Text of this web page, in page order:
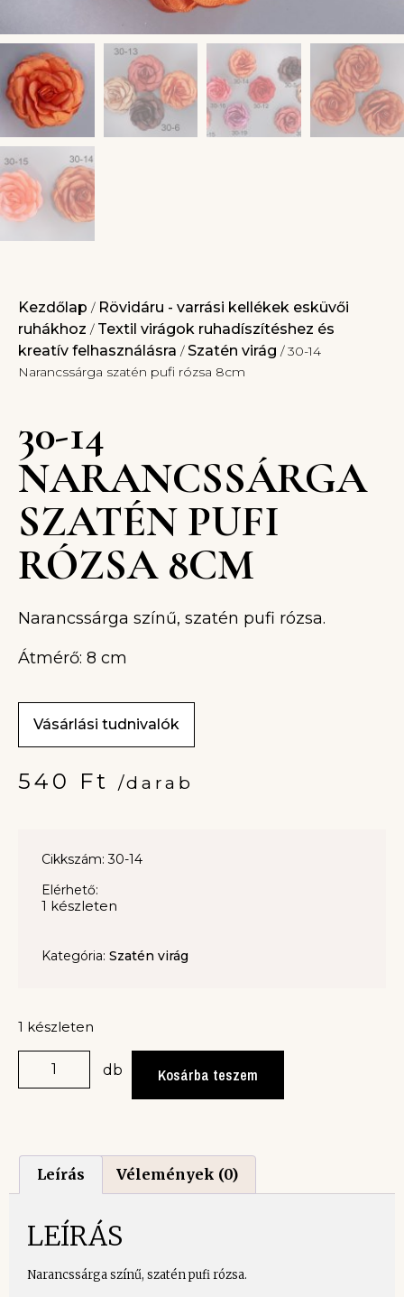
Kezdőlap / Rövidáru - varrási kellékek esküvői
ruhákhoz / Textil virágok ruhadíszítéshez és
kreatív felhasználásra /Szatén virág / 30-14
Narancssárga szatén pufi rózsa 8cm
30-14
NARANCSSÁRGA
SZATÉN PUFI
RÓZSA 8CM
Narancssárga színű, szatén pufi rózsa.
Átmérő: 8 cm
Vásárlási tudnivalók
540 Ft /darab
Cikkszám: 30-14
Elérhető:
1 készleten
Kategória: Szatén virág
1 készleten
db Kosárba teszem
Leírás Vélemények (0)
LEÍRÁS
Narancssárga színű, szatén pufi rózsa.